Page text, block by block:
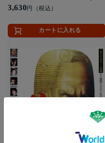
3,630円（税込）
カートに入れる